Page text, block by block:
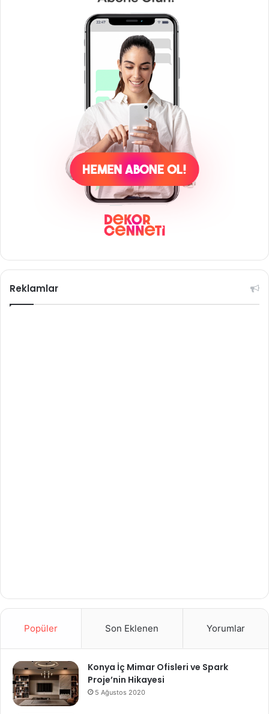
Reklamlar
Popüler Son Eklenen Yorumlar
Konya İç Mimar Ofisleri ve Spark
Proje’nin Hikayesi
5 Ağustos 2020